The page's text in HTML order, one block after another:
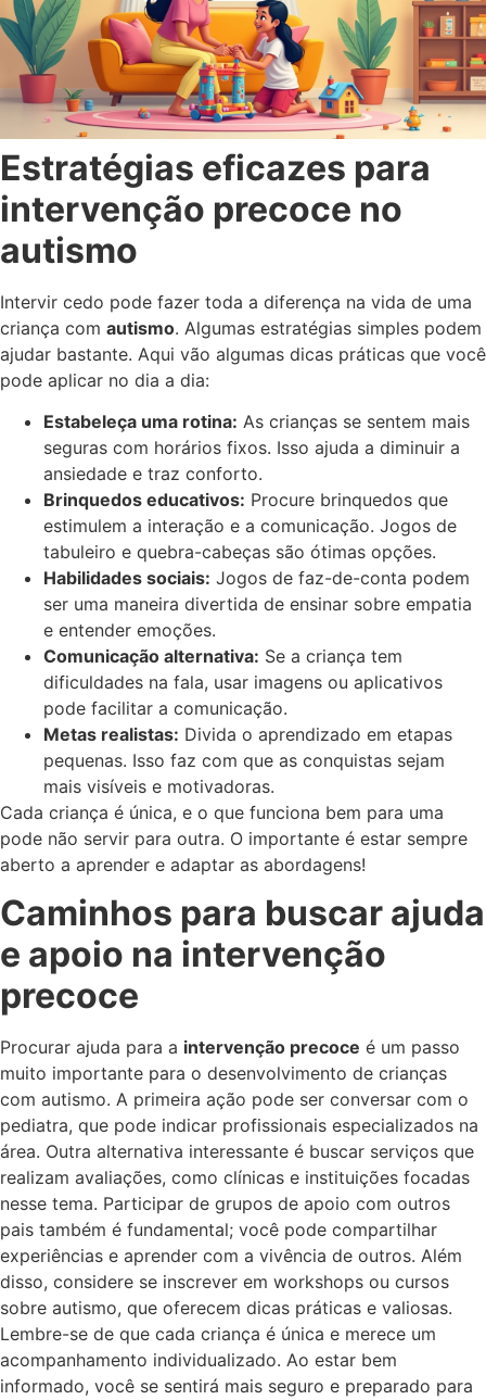
Estratégias eficazes para
intervenção precoce no
autismo
Intervir cedo pode fazer toda a diferença na vida de uma
criança com autismo. Algumas estratégias simples podem
ajudar bastante. Aqui vão algumas dicas práticas que você
pode aplicar no dia a dia:
Estabeleça uma rotina: As crianças se sentem mais
seguras com horários fixos. Isso ajuda a diminuir a
ansiedade e traz conforto.
Brinquedos educativos: Procure brinquedos que
estimulem a interação e a comunicação. Jogos de
tabuleiro e quebra-cabeças são ótimas opções.
Habilidades sociais: Jogos de faz-de-conta podem
ser uma maneira divertida de ensinar sobre empatia
e entender emoções.
Comunicação alternativa: Se a criança tem
dificuldades na fala, usar imagens ou aplicativos
pode facilitar a comunicação.
Metas realistas: Divida o aprendizado em etapas
pequenas. Isso faz com que as conquistas sejam
mais visíveis e motivadoras.
Cada criança é única, e o que funciona bem para uma
pode não servir para outra. O importante é estar sempre
aberto a aprender e adaptar as abordagens!
Caminhos para buscar ajuda
e apoio na intervenção
precoce
Procurar ajuda para a intervenção precoce é um passo
muito importante para o desenvolvimento de crianças
com autismo. A primeira ação pode ser conversar com o
pediatra, que pode indicar profissionais especializados na
área. Outra alternativa interessante é buscar serviços que
realizam avaliações, como clínicas e instituições focadas
nesse tema. Participar de grupos de apoio com outros
pais também é fundamental; você pode compartilhar
experiências e aprender com a vivência de outros. Além
disso, considere se inscrever em workshops ou cursos
sobre autismo, que oferecem dicas práticas e valiosas.
Lembre-se de que cada criança é única e merece um
acompanhamento individualizado. Ao estar bem
informado, você se sentirá mais seguro e preparado para